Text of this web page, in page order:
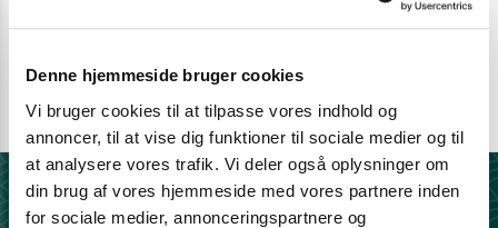
Denne hjemmeside bruger cookies
Vi bruger cookies til at tilpasse vores indhold og
annoncer, til at vise dig funktioner til sociale medier og til
at analysere vores trafik. Vi deler også oplysninger om
din brug af vores hjemmeside med vores partnere inden
for sociale medier, annonceringspartnere og
kundeservice@pandasia.dk
Derfor har 10.000+ madelskere valgt Pandasia.dk